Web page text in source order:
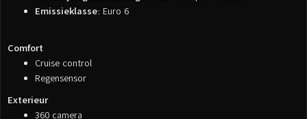
Emissieklasse: Euro 6
Comfort
Cruise control
Regensensor
Exterieur
360 camera